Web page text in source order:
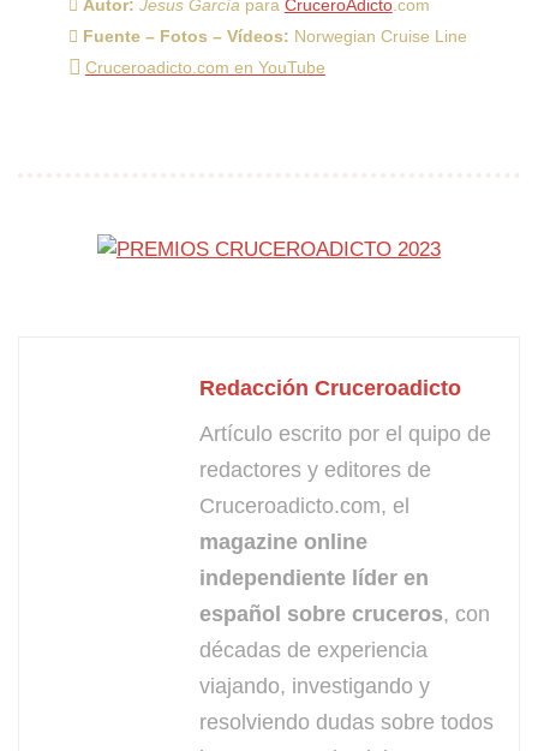
Autor: Jesus García para CruceroAdicto.com
Fuente – Fotos – Vídeos: Norwegian Cruise Line
Cruceroadicto.com en YouTube
Redacción Cruceroadicto
Artículo escrito por el quipo de
redactores y editores de
Cruceroadicto.com, el
magazine online
independiente líder en
español sobre cruceros, con
décadas de experiencia
viajando, investigando y
resolviendo dudas sobre todos